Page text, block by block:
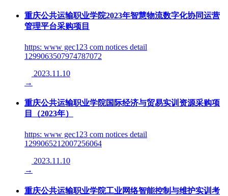
重庆公共运输职业学院2023年智慧物流数字化协同运营
管理平台采购项目
https: www gec123 com notices detail
1299063507974787072
2023.11.10
→
重庆公共运输职业学院国际经济与贸易实训资源采购项
目（2023年）
https: www gec123 com notices detail
1299065212007256064
2023.11.10
→
重庆公共运输职业学院工业网络智能控制与维护实训考